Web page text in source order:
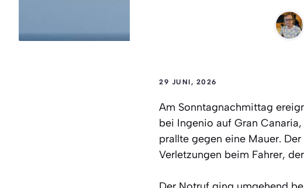
29 JUNI, 2026
Am Sonntagnachmittag
bei Ingenio auf Gran
prallte gegen eine Mauer.
Verletzungen beim Fahrer,